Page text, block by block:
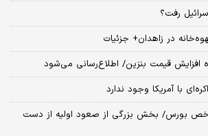
رفت؟
در زاهدان+ جزئیات
افزایش قیمت بنزین/ اطلاع‌رسانی می‌شود
با آمریکا وجود ندارد
شاخص بورس/ بخش بزرگی از صعود اولیه از دست